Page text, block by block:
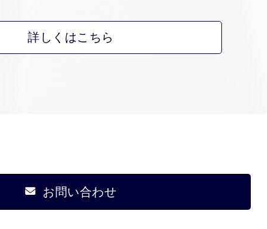
詳しくはこちら
お問い合わせ